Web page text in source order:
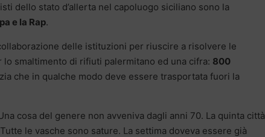
dello stato d’allerta nel capoluogo siciliano sono la
e la Rap.
delle istituzioni per riuscire a risolvere le
smaltimento di rifiuti palermitano ed una cifra: 800
che in qualche modo deve essere trasportata fuori la
cosa del genere non avveniva dagli anni 70. La quinta città
le vasche sono sature. La settima doveva essere già